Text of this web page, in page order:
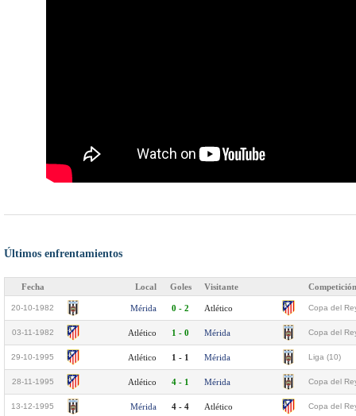
Últimos enfrentamientos
Fecha Local Goles Visitante Competición
20-10-1982 Mérida 0 - 2 Atlético Copa del
03-11-1982 Atlético 1 - 0 Mérida Copa del
29-10-1995 Atlético 1 - 1 Mérida Liga (10)
28-11-1995 Atlético 4 - 1 Mérida Copa del
13-12-1995 Mérida 4 - 4 Atlético Copa del